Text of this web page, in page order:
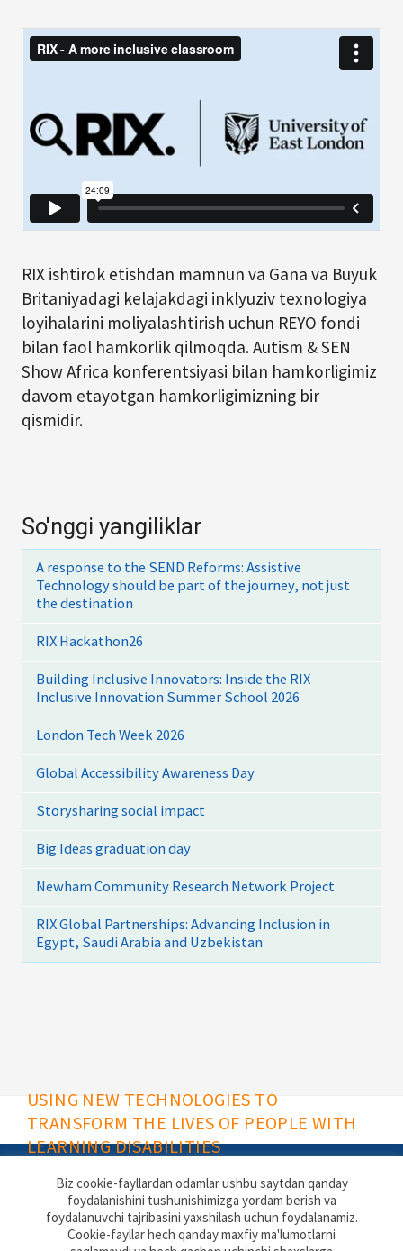
RIX ishtirok etishdan mamnun va Gana va Buyuk
Britaniyadagi kelajakdagi inklyuziv texnologiya
loyihalarini moliyalashtirish uchun REYO fondi
bilan faol hamkorlik qilmoqda. Autism & SEN
Show Africa konferentsiyasi bilan hamkorligimiz
davom etayotgan hamkorligimizning bir
qismidir.
So'nggi yangiliklar
A response to the SEND Reforms: Assistive
Technology should be part of the journey, not just
the destination
RIX Hackathon26
Building Inclusive Innovators: Inside the RIX
Inclusive Innovation Summer School 2026
London Tech Week 2026
Global Accessibility Awareness Day
Storysharing social impact
Big Ideas graduation day
Newham Community Research Network Project
RIX Global Partnerships: Advancing Inclusion in
Egypt, Saudi Arabia and Uzbekistan
USING NEW TECHNOLOGIES TO
TRANSFORM THE LIVES OF PEOPLE WITH
LEARNING DISABILITIES
Rix Software website
Contact
Biz cookie-fayllardan odamlar ushbu saytdan qanday
foydalanishini tushunishimizga yordam berish va
foydalanuvchi tajribasini yaxshilash uchun foydalanamiz.
Cookie-fayllar hech qanday maxfiy ma'lumotlarni